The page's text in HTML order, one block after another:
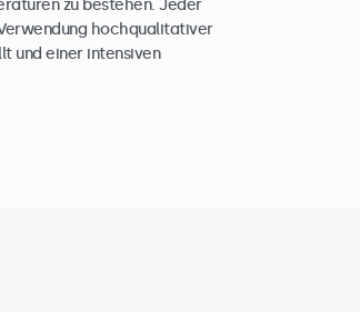
zu bestehen. Jeder
hochqualitativer
und einer intensiven